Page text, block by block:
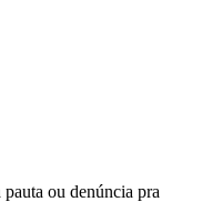
ou denúncia pra